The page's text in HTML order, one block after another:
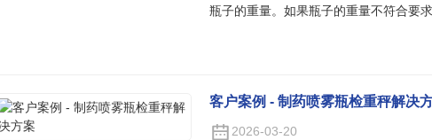
瓶子的重量。如果瓶子的重量不符合要
客户案例 - 制药喷雾瓶检重秤解决
2026-03-20